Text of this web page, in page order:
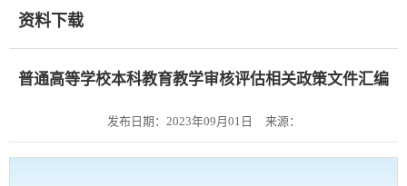
资料下载
普通高等学校本科教育教学审核评估相关政策文件汇编
发布日期：2023年09月01日 来源：